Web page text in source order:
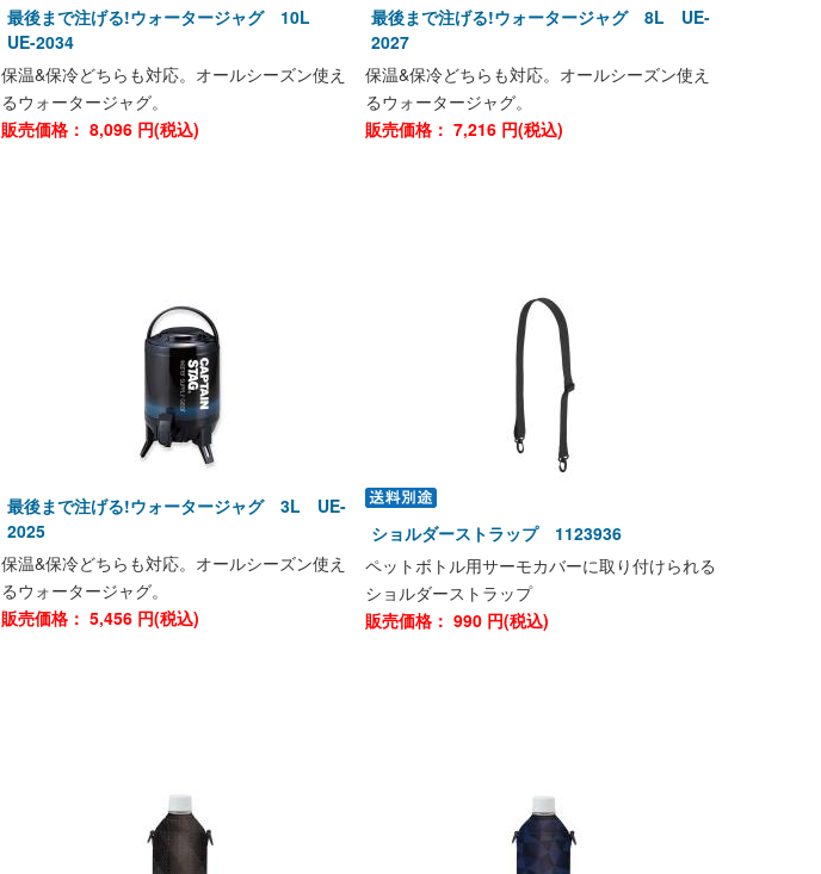
最後まで注げる!ウォータージャグ 10L
UE-2034
保温&保冷どちらも対応。オールシーズン使え
るウォータージャグ。
販売価格： 8,096 円(税込)
最後まで注げる!ウォータージャグ 8L UE-
2027
保温&保冷どちらも対応。オールシーズン使え
るウォータージャグ。
販売価格： 7,216 円(税込)
最後まで注げる!ウォータージャグ 3L UE-
2025
保温&保冷どちらも対応。オールシーズン使え
るウォータージャグ。
販売価格： 5,456 円(税込)
ショルダーストラップ 1123936
ペットボトル用サーモカバーに取り付けられる
ショルダーストラップ
販売価格： 990 円(税込)